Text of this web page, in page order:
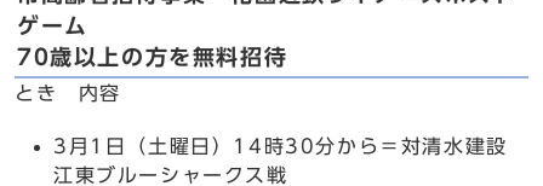
ゲーム
70歳以上の方を無料招待
とき 内容
3月1日（土曜日）14時30分から＝対清水建設
江東ブルーシャークス戦